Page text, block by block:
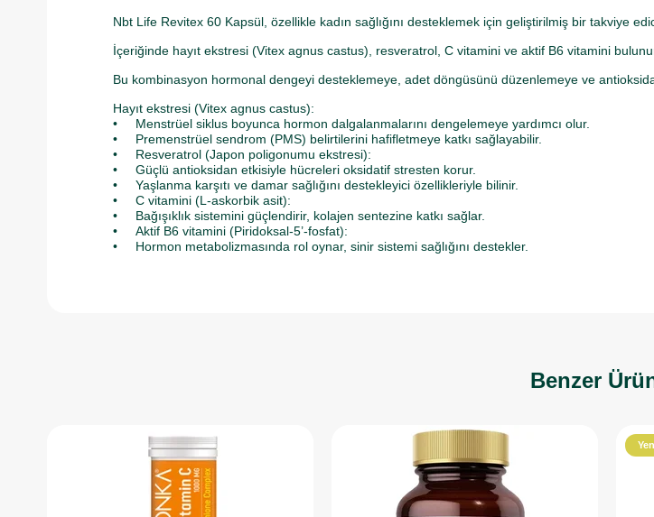
Nbt Life Revitex 60 Kapsül, özellikle kadın sağlığını desteklemek için geliştirilmiş bir takviye
İçeriğinde hayıt ekstresi (Vitex agnus castus), resveratrol, C vitamini ve aktif B6 vitamini
Bu kombinasyon hormonal dengeyi desteklemeye, adet döngüsünü düzenlemeye ve
Hayıt ekstresi (Vitex agnus castus):
• Menstrüel siklus boyunca hormon dalgalanmalarını dengelemeye yardımcı olur.
• Premenstrüel sendrom (PMS) belirtilerini hafifletmeye katkı sağlayabilir.
• Resveratrol (Japon poligonumu ekstresi):
• Güçlü antioksidan etkisiyle hücreleri oksidatif stresten korur.
• Yaşlanma karşıtı ve damar sağlığını destekleyici özellikleriyle bilinir.
• C vitamini (L-askorbik asit):
• Bağışıklık sistemini güçlendirir, kolajen sentezine katkı sağlar.
• Aktif B6 vitamini (Piridoksal-5’-fosfat):
• Hormon metabolizmasında rol oynar, sinir sistemi sağlığını destekler.
Benzer